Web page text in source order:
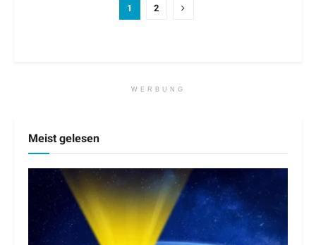
1 2
WERBUNG
Meist gelesen